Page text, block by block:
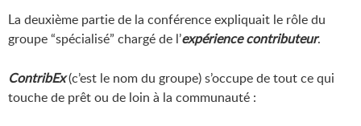
La deuxième partie de la conférence expliquait le rôle du
groupe “spécialisé” chargé de l’expérience contributeur.
ContribEx(c’est le nom du groupe) s’occupe de tout ce qui
touche de prêt ou de loin à la communauté :